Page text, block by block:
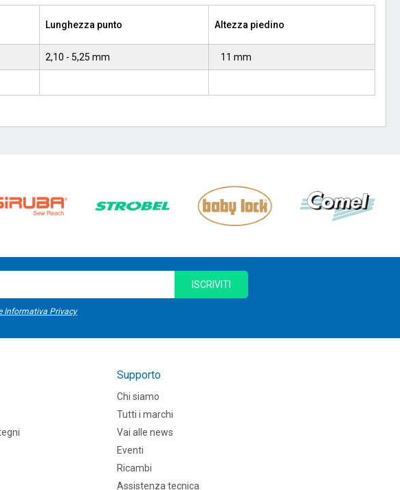
Lunghezza punto Altezza piedino
2,10 - 5,25 mm 11 mm
Informativa Privacy
ISCRIVITI
Supporto
Chi siamo
Tutti i marchi
Vai alle news
Eventi
Ricambi
Assistenza tecnica